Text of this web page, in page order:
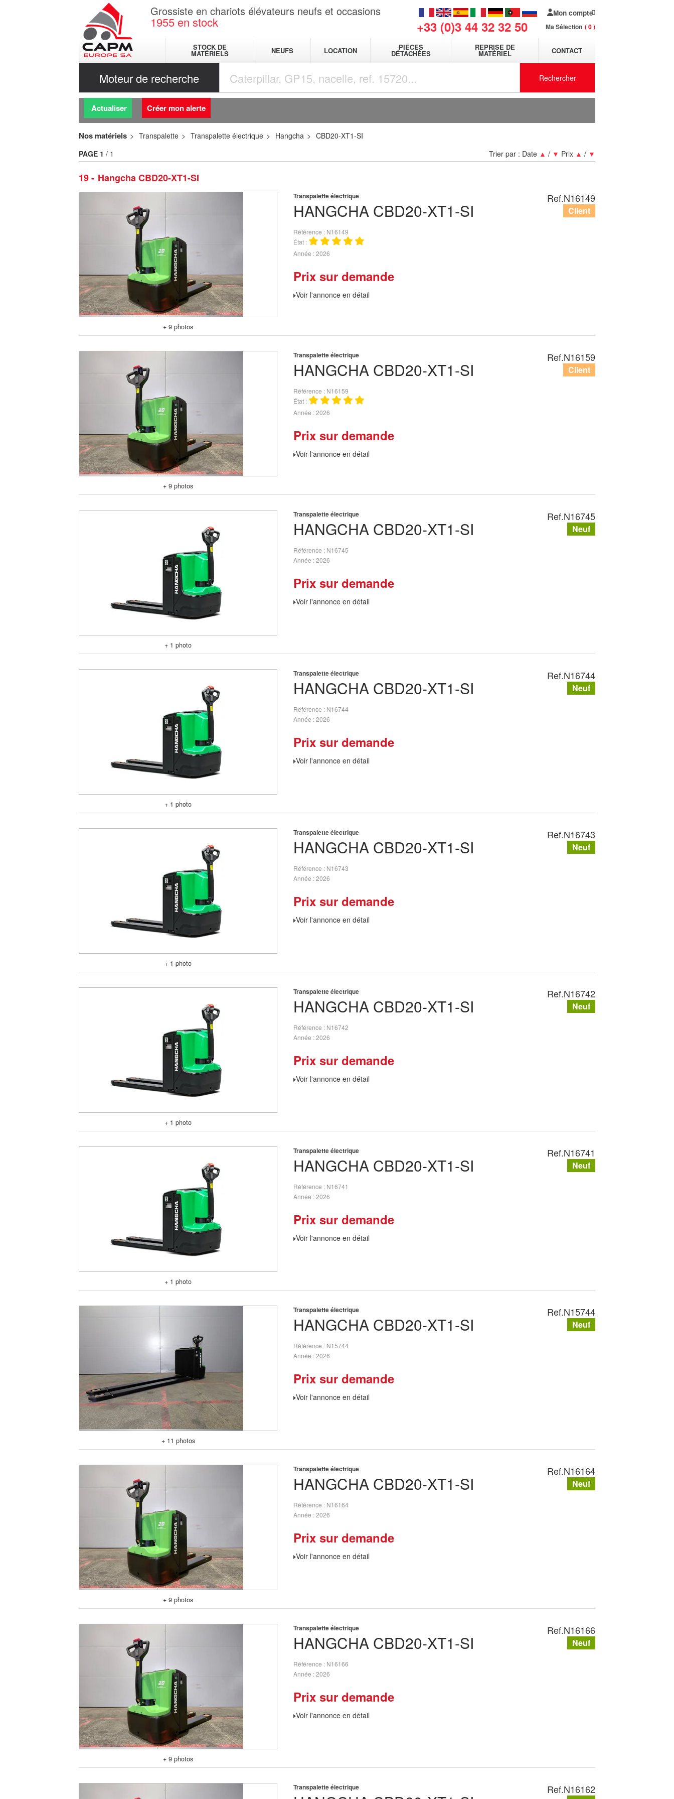
Grossiste en chariots élévateurs neufs et occasions
1955 en stock +33 (0)3 44 32 32 50
Mon compte
Ma Sélection 0
STOCK DE
MATÉRIELS NEUFS LOCATION PIÈCES
DÉTACHÉES
REPRISE DE
MATÉRIEL CONTACT
Moteur de recherche Rechercher
Actualiser Créer mon alerte
Nos matériels Transpalette Transpalette électrique Hangcha CBD20-XT1-SI
19 Hangcha CBD20-XT1-SI
Trier par : Date ▲ / ▼ Prix ▲ / ▼
PAGE 1 / 1
+ 9 photos
HANGCHA CBD20-XT1-SI
Transpalette électrique
Référence
N16149
État
Année 2026
Prix sur demande
Voir l'annonce en détail
Ref.N16149
Client
+ 9 photos
HANGCHA CBD20-XT1-SI
Transpalette électrique
Référence
N16159
État
Année 2026
Prix sur demande
Voir l'annonce en détail
Ref.N16159
Client
+ 1 photo
HANGCHA CBD20-XT1-SI
Transpalette électrique
Référence
N16745
Année 2026
Prix sur demande
Voir l'annonce en détail
Ref.N16745
Neuf
+ 1 photo
HANGCHA CBD20-XT1-SI
Transpalette électrique
Référence
N16744
Année 2026
Prix sur demande
Voir l'annonce en détail
Ref.N16744
Neuf
+ 1 photo
HANGCHA CBD20-XT1-SI
Transpalette électrique
Référence
N16743
Année 2026
Prix sur demande
Voir l'annonce en détail
Ref.N16743
Neuf
+ 1 photo
HANGCHA CBD20-XT1-SI
Transpalette électrique
Référence
N16742
Année 2026
Prix sur demande
Voir l'annonce en détail
Ref.N16742
Neuf
+ 1 photo
HANGCHA CBD20-XT1-SI
Transpalette électrique
Référence
N16741
Année 2026
Prix sur demande
Voir l'annonce en détail
Ref.N16741
Neuf
+ 11 photos
HANGCHA CBD20-XT1-SI
Transpalette électrique
Référence
N15744
Année 2026
Prix sur demande
Voir l'annonce en détail
Ref.N15744
Neuf
+ 9 photos
HANGCHA CBD20-XT1-SI
Transpalette électrique
Référence
N16164
Année 2026
Prix sur demande
Voir l'annonce en détail
Ref.N16164
Neuf
+ 9 photos
HANGCHA CBD20-XT1-SI
Transpalette électrique
Référence
N16166
Année 2026
Prix sur demande
Voir l'annonce en détail
Ref.N16166
Neuf
Transpalette électrique Ref.N16162